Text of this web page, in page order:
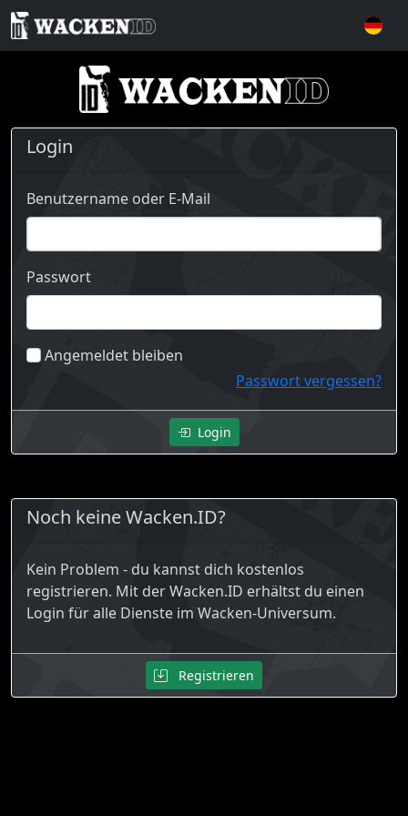
Login
Benutzername oder E-Mail
Passwort
Angemeldet bleiben
Passwort vergessen?
Login
Noch keine Wacken.ID?
Kein Problem - du kannst dich kostenlos
registrieren. Mit der Wacken.ID erhältst du einen
Login für alle Dienste im Wacken-Universum.
Registrieren